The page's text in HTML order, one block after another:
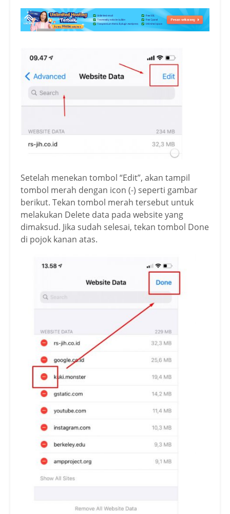
Setelah menekan tombol “Edit”, akan tampil
tombol merah dengan icon (-) seperti gambar
berikut. Tekan tombol merah tersebut untuk
melakukan Delete data pada website yang
dimaksud. Jika sudah selesai, tekan tombol Done
di pojok kanan atas.